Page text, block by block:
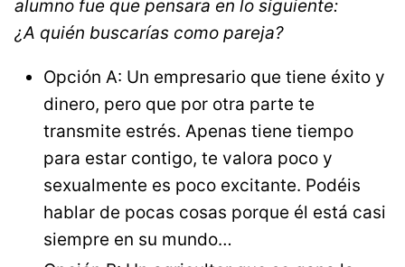
alumno fue que pensara en lo siguiente:
¿A quién buscarías como pareja?
Opción A: Un empresario que tiene éxito y
dinero, pero que por otra parte te
transmite estrés. Apenas tiene tiempo
para estar contigo, te valora poco y
sexualmente es poco excitante. Podéis
hablar de pocas cosas porque él está casi
siempre en su mundo…